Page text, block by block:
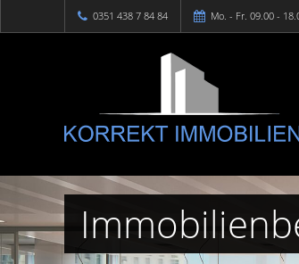
0351 438 7 84 84 Mo. - Fr. 09.00 -